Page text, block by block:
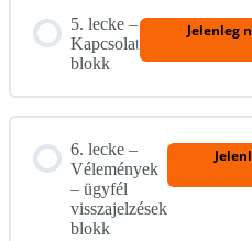
5. lecke –
Kapcsolat
blokk
Jelenleg
6. lecke –
Vélemények
– ügyfél
visszajelzések
blokk